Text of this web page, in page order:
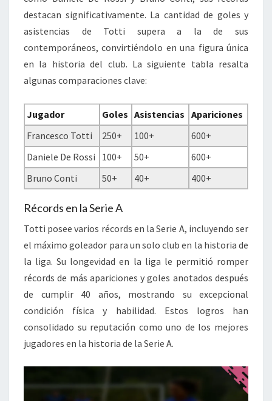
destacan significativamente. La cantidad de goles y
asistencias de Totti supera a la de sus
contemporáneos, convirtiéndolo en una figura única
en la historia del club. La siguiente tabla resalta
algunas comparaciones clave:
Jugador Goles Asistencias
Apariciones
Francesco Totti
250+ 100+
600+
Daniele De Rossi
100+ 50+
600+
Bruno Conti
50+ 40+ 400+
Récords en la Serie A
Totti posee varios récords en la Serie A, incluyendo ser
el máximo goleador para un solo club en la historia de
la liga. Su longevidad en la liga le permitió romper
récords de más apariciones y goles anotados después
de cumplir 40 años, mostrando su excepcional
condición física y habilidad. Estos logros han
consolidado su reputación como uno de los mejores
jugadores en la historia de la Serie A.